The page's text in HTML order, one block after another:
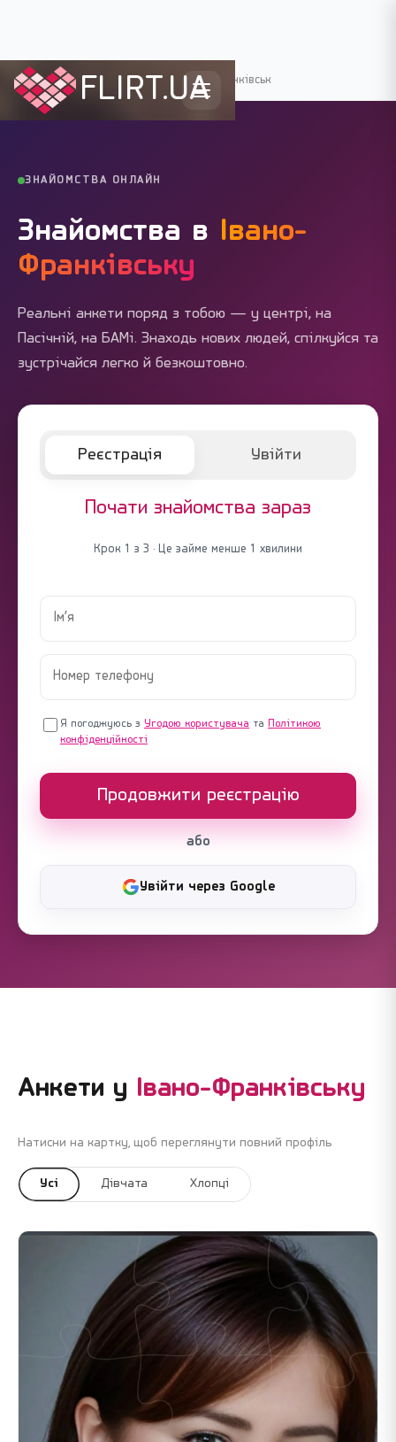
FLIRT.UA
Flirt.ua › Міста України Івано-Франківськ
ЗНАЙОМСТВА ОНЛАЙН
Знайомства в Івано-
Франківську
Реальні анкети поряд з тобою — у центрі, на
Пасічній, на БАМі. Знаходь нових людей, спілкуйся та
зустрічайся легко й безкоштовно.
Реєстрація Увійти
Почати знайомства зараз
Крок 1 з 3 · Це займе менше 1 хвилини
Я погоджуюсь з Угодою користувача та Політикою
конфіденційності
Продовжити реєстрацію
або
Увійти через Google
Анкети у Івано-Франківську
Натисни на картку, щоб переглянути повний профіль
Усі Дівчата Хлопці